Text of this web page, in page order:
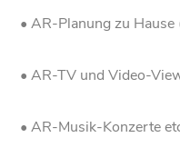
• AR-Planung zu Hause
• AR-TV und Video-
• AR-Musik-Konzerte